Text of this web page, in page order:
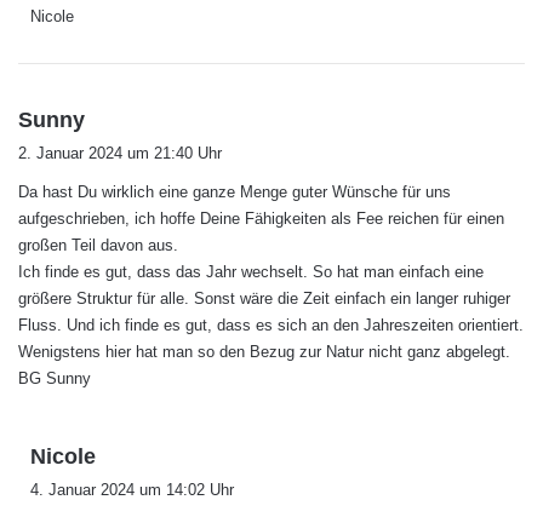
Nicole
Sunny
t
:
2. Januar 2024 um 21:40 Uhr
Da hast Du wirklich eine ganze Menge guter Wünsche für uns
aufgeschrieben, ich hoffe Deine Fähigkeiten als Fee reichen für einen
großen Teil davon aus.
Ich finde es gut, dass das Jahr wechselt. So hat man einfach eine
größere Struktur für alle. Sonst wäre die Zeit einfach ein langer ruhiger
Fluss. Und ich finde es gut, dass es sich an den Jahreszeiten orientiert.
Wenigstens hier hat man so den Bezug zur Natur nicht ganz abgelegt.
BG Sunny
Nicole
4. Januar 2024 um 14:02 Uhr